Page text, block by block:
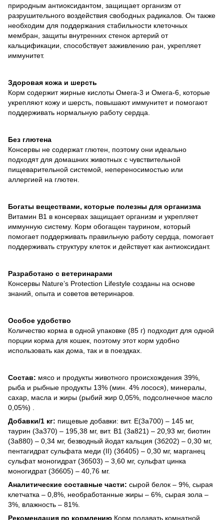
природным антиоксидантом, защищает организм от
разрушительного воздействия свободных радикалов. Он также
необходим для поддержания стабильности клеточных
мембран, защиты внутренних стенок артерий от
кальцификации, способствует заживлению ран, укрепляет
иммунитет.
Здоровая кожа и шерсть
Корм содержит жирные кислоты Омега-3 и Омега-6, которые
укрепляют кожу и шерсть, повышают иммунитет и помогают
поддерживать нормальную работу сердца.
Без глютена
Консервы не содержат глютен, поэтому они идеально
подходят для домашних животных с чувствительной
пищеварительной системой, непереносимостью или
аллергией на глютен.
Богаты веществами, которые полезны для организма
Витамин B1 в консервах защищает организм и укрепляет
иммунную систему. Корм ​​обогащен таурином, который
помогает поддерживать правильную работу сердца, помогает
поддерживать структуру клеток и действует как антиоксидант.
Разработано с ветеринарами
Консервы Nature’s Protection Lifestyle созданы на основе
знаний, опыта и советов ветеринаров.
Особое удобство
Количество корма в одной упаковке (85 г) подходит для одной
порции корма для кошек, поэтому этот корм удобно
использовать как дома, так и в поездках.
Состав: мясо и продукты животного происхождения 39%,
рыба и рыбные продукты 13% (мин. 4% лосося), минералы,
сахар, масла и жиры (рыбий жир 0,05%, подсолнечное масло
0,05%) .
Добавки/1 кг: пищевые добавки: вит. E(3a700) – 145 мг,
таурин (3a370) – 195,38 мг, вит. B1 (3a821) – 20,93 мг, биотин
(3a880) – 0,34 мг, безводный йодат кальция (3б202) – 0,30 мг,
пентагидрат сульфата меди (II) (3б405) – 0,30 мг, марганец
сульфат моногидрат (3б503) – 3,60 мг, сульфат цинка
моногидрат (3б605) – 40,76 мг.
Аналитические составные части: сырой белок – 9%, сырая
клетчатка – 0,8%, необработанные жиры – 6%, сырая зола –
3%, влажность – 81%.
Рекомендация по кормлению Корм ​​подавать комнатной